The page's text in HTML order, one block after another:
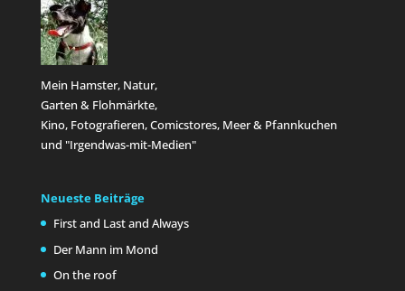
Mein Hamster, Natur,
Garten & Flohmärkte,
Kino, Fotografieren, Comicstores, Meer & Pfannkuchen
und "Irgendwas-mit-Medien"
Neueste Beiträge
First and Last and Always
Der Mann im Mond
On the roof